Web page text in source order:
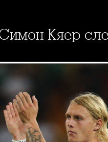
Симон Кяер